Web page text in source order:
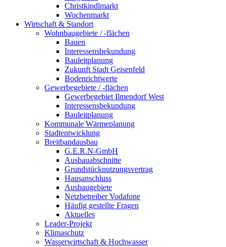
Christkindlmarkt
Wochenmarkt
Wirtschaft & Standort
Wohnbaugebiete / -flächen
Bauen
Interessensbekundung
Bauleitplanung
Zukunft Stadt Geisenfeld
Bodenrichtwerte
Gewerbegebiete / -flächen
Gewerbegebiet Ilmendorf West
Interessensbekundung
Bauleitplanung
Kommunale Wärmeplanung
Stadtentwicklung
Breitbandausbau
G.E.R.N-GmbH
Ausbauabschnitte
Grundstücknutzungsvertrag
Hausanschluss
Ausbaugebiete
Netzbetreiber Vodafone
Häufig gestellte Fragen
Aktuelles
Leader-Projekt
Klimaschutz
Wasserwirtschaft & Hochwasser